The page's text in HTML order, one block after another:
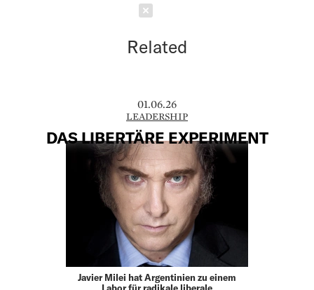
Related
01.06.26
LEADERSHIP
DAS LIBERTÄRE EXPERIMENT
Javier Milei hat Argentinien zu einem